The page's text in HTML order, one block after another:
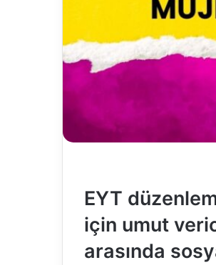
EYT
için umut
arasında